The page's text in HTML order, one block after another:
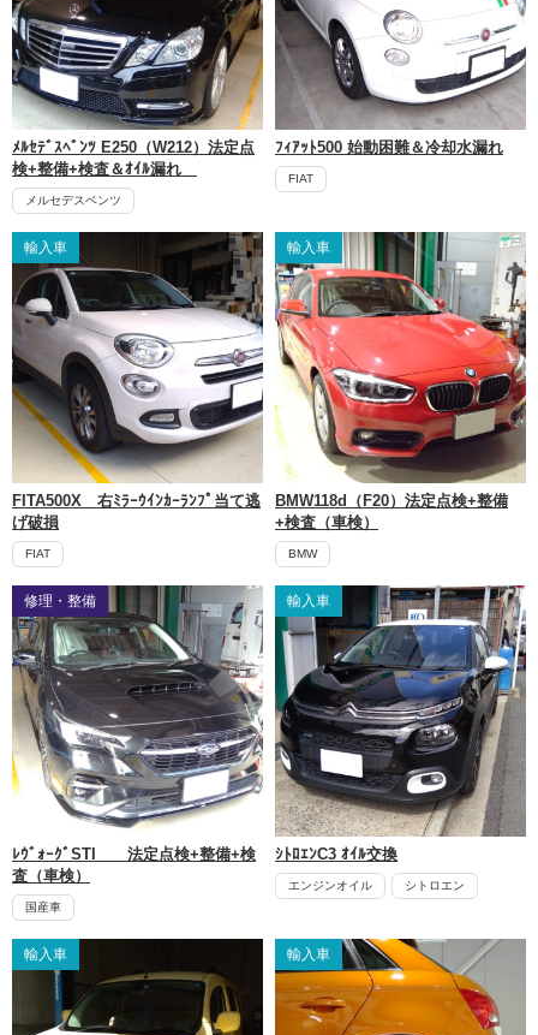
ﾒﾙｾﾃﾞｽﾍﾞﾝﾂ E250（W212）法定点
検+整備+検査＆ｵｲﾙ漏れ
メルセデスベンツ
ﾌｨｱｯﾄ500 始動困難＆冷却水漏れ
FIAT
輸入車
FITA500X 右ﾐﾗｰｳｲﾝｶｰﾗﾝﾌﾟ当て逃
げ破損
FIAT
輸入車
BMW118d（F20）法定点検+整備
+検査（車検）
BMW
修理・整備
ﾚｳﾞｫｰｸﾞSTI 法定点検+整備+検
査（車検）
国産車
輸入車
ｼﾄﾛｴﾝC3 ｵｲﾙ交換
エンジンオイル シトロエン
輸入車 輸入車